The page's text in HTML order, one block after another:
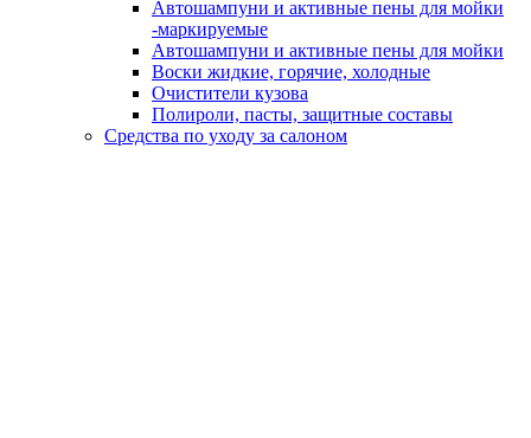
Автошампуни и активные пены для мойки
-маркируемые
Автошампуни и активные пены для мойки
Воски жидкие, горячие, холодные
Очистители кузова
Полироли, пасты, защитные составы
Средства по уходу за салоном